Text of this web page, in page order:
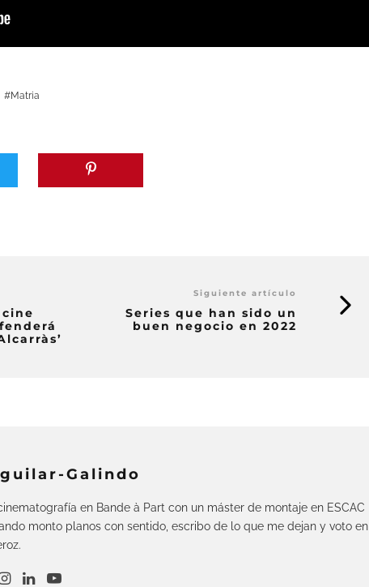
Matria
Siguiente artículo
Series que han sido un
buen negocio en 2022
Galindo
en Bande à Part con un máster de montaje en ESCAC
monto planos con sentido, escribo de lo que me dejan y voto en